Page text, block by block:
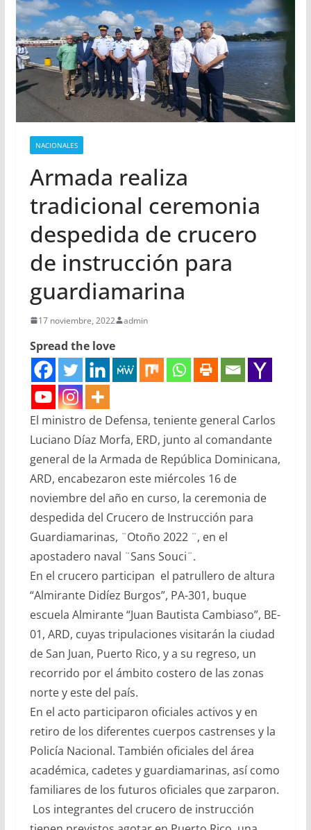
NACIONALES
Armada realiza
tradicional ceremonia
despedida de crucero
de instrucción para
guardiamarina
17 noviembre, 2022 admin
Spread the love
El ministro de Defensa, teniente general Carlos
Luciano Díaz Morfa, ERD, junto al comandante
general de la Armada de República Dominicana,
ARD, encabezaron este miércoles 16 de
noviembre del año en curso, la ceremonia de
despedida del Crucero de Instrucción para
Guardiamarinas, ¨Otoño 2022 ¨, en el
apostadero naval ¨Sans Souci¨.
En el crucero participan el patrullero de altura
“Almirante Didíez Burgos”, PA-301, buque
escuela Almirante “Juan Bautista Cambiaso”, BE-
01, ARD, cuyas tripulaciones visitarán la ciudad
de San Juan, Puerto Rico, y a su regreso, un
recorrido por el ámbito costero de las zonas
norte y este del país.
En el acto participaron oficiales activos y en
retiro de los diferentes cuerpos castrenses y la
Policía Nacional. También oficiales del área
académica, cadetes y guardiamarinas, así como
familiares de los futuros oficiales que zarparon.
Los integrantes del crucero de instrucción